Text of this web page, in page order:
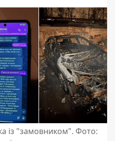
із "замовником". Фото: